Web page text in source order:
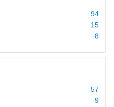
94
15
8
57
9